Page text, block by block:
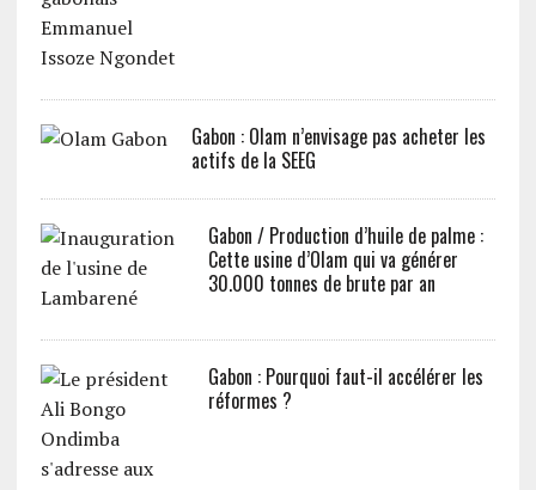
Gabon : Olam n’envisage pas acheter les
actifs de la SEEG
Gabon / Production d’huile de palme :
Cette usine d’Olam qui va générer
30.000 tonnes de brute par an
Gabon : Pourquoi faut-il accélérer les
réformes ?